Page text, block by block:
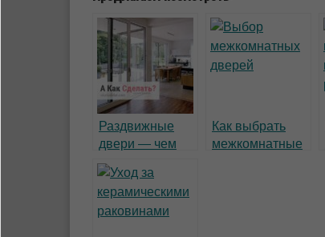
Раздвижные
двери — чем
хороши?
Как выбрать
межкомнатные